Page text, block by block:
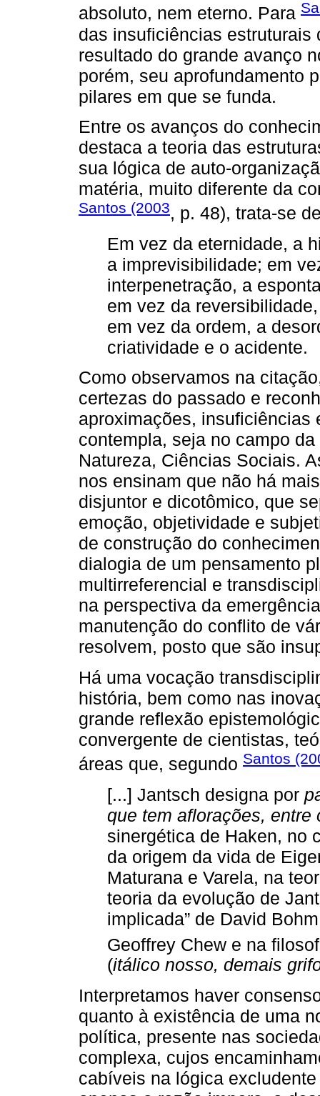
absoluto, nem eterno. Para
das insuficiências
resultado do grande avanço
porém, seu aprofundamento
pilares em que se funda.
Entre os avanços do
destaca a teoria das
sua lógica de auto-
matéria, muito diferente da
Santos (2003, p. 48), trata-se
Em vez da eternidade, a
a imprevisibilidade; em
interpenetração, a
em vez da
em vez da ordem, a
criatividade e o acidente.
Como observamos na
certezas do passado e
aproximações, insuficiências
contempla, seja no campo
Natureza, Ciências Sociais.
nos ensinam que não há
disjuntor e dicotômico, que
emoção, objetividade e
de construção do
dialogia de um pensamento
multirreferencial e
na perspectiva da
manutenção do conflito de
resolvem, posto que são
Há uma vocação
história, bem como nas
grande reflexão
convergente de cientistas,
áreas que, segundo Santos
[...] Jantsch designa por
que tem aflorações, entre
sinergética de Haken, no
da origem da vida de
Maturana e Varela, na
teoria da evolução de
implicada” de David
Geoffrey Chew e na
(itálico nosso, demais
Interpretamos haver
quanto à existência de uma
política, presente nas
complexa, cujos
cabíveis na lógica